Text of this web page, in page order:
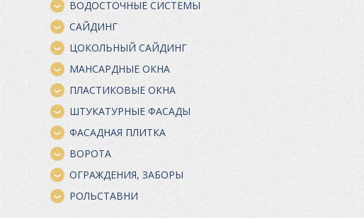
ВОДОСТОЧНЫЕ СИСТЕМЫ
САЙДИНГ
ЦОКОЛЬНЫЙ САЙДИНГ
МАНСАРДНЫЕ ОКНА
ПЛАСТИКОВЫЕ ОКНА
ШТУКАТУРНЫЕ ФАСАДЫ
ФАСАДНАЯ ПЛИТКА
ВОРОТА
ОГРАЖДЕНИЯ, ЗАБОРЫ
РОЛЬСТАВНИ